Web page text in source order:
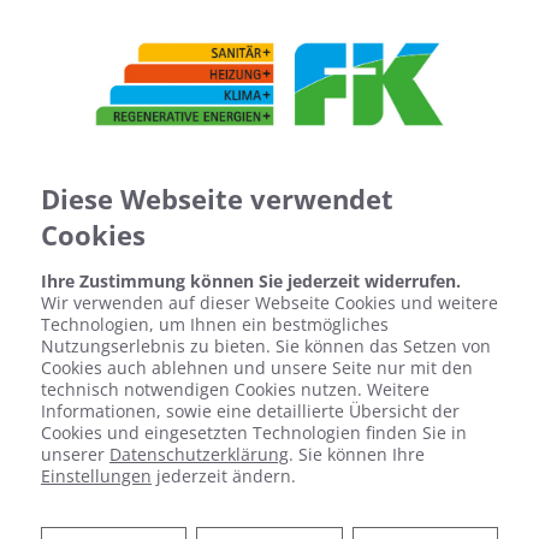
Diese Webseite verwendet
Cookies
Ihre Zustimmung können Sie jederzeit widerrufen.
Wir verwenden auf dieser Webseite Cookies und weitere
Technologien, um Ihnen ein bestmögliches
Nutzungserlebnis zu bieten. Sie können das Setzen von
Cookies auch ablehnen und unsere Seite nur mit den
technisch notwendigen Cookies nutzen. Weitere
Informationen, sowie eine detaillierte Übersicht der
Cookies und eingesetzten Technologien finden Sie in
unserer Datenschutzerklärung. Sie können Ihre
Einstellungen jederzeit ändern.